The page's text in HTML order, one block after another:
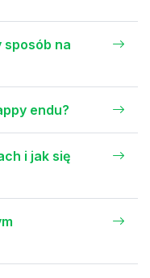
sposób na
endu?
i jak się